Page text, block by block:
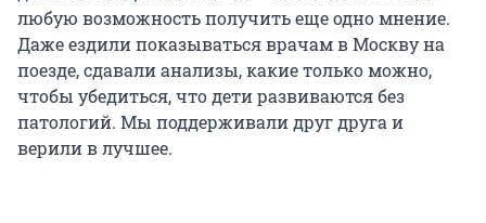
любую возможность получить еще одно мнение.
Даже ездили показываться врачам в Москву на
поезде, сдавали анализы, какие только можно,
чтобы убедиться, что дети развиваются без
патологий. Мы поддерживали друг друга и
верили в лучшее.